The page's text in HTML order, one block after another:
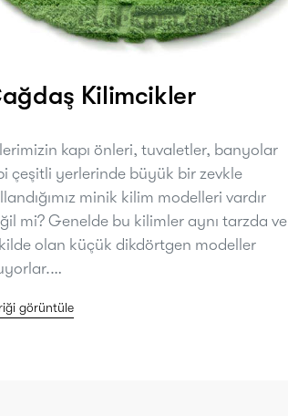
Kilimcikler
kapı önleri, tuvaletler, banyolar
çeşitli yerlerinde büyük bir zevkle
minik kilim modelleri vardır
mi? Genelde bu kilimler aynı tarzda ve
olan küçük dikdörtgen modeller
görüntüle